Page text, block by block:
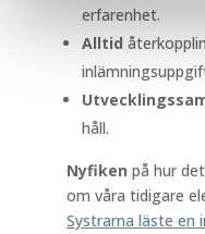
erfarenhet.
Alltid
håll.
Nyfiken på hur
om våra tidigare
Systrarna läste en